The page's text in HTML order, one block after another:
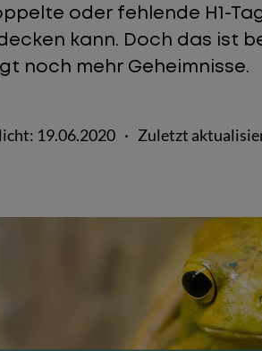
oder fehlende H1-
kann. Doch das ist
noch mehr Geheimnisse.
19.06.2020 · Zuletzt